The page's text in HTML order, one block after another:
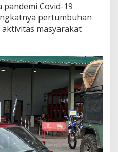
Covid-19
pertumbuhan
masyarakat